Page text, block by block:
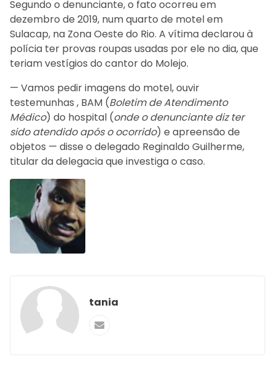
Segundo o denunciante, o fato ocorreu em
dezembro de 2019, num quarto de motel em
Sulacap, na Zona Oeste do Rio. A vítima declarou à
polícia ter provas roupas usadas por ele no dia, que
teriam vestígios do cantor do Molejo.
— Vamos pedir imagens do motel, ouvir
testemunhas , BAM (Boletim de Atendimento
Médico) do hospital (onde o denunciante diz ter
sido atendido após o ocorrido) e apreensão de
objetos — disse o delegado Reginaldo Guilherme,
titular da delegacia que investiga o caso.
tania